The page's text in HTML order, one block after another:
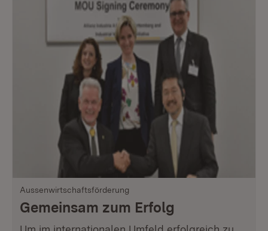
Aussenwirtschaftsförderung
Gemeinsam zum Erfolg